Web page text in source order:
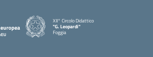
XII° Circolo Didattico
"G. Leopardi"
Foggia
— Visita la pagina iniziale della scuola